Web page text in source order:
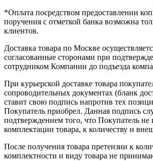
*Оплата посредством предоставлении
поручения с отметкой банка возможна
клиентов.
Доставка товара по Москве
согласованные сторонами при
сотрудником Компании до подъезда
При курьерской доставке товара
сопроводительных документах (бланк
ставит свою подпись напротив тех
Покупатель приобрел. Данная подпись
подтверждением того, что Покупатель не
комплектации товара, к количеству и
После получения товара претензии к
комплектности и виду товара не